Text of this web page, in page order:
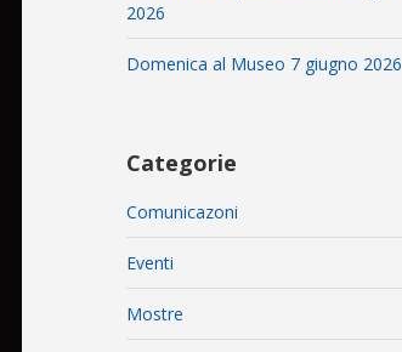
2026
Domenica al Museo 7 giugno 2026
Categorie
Comunicazoni
Eventi
Mostre